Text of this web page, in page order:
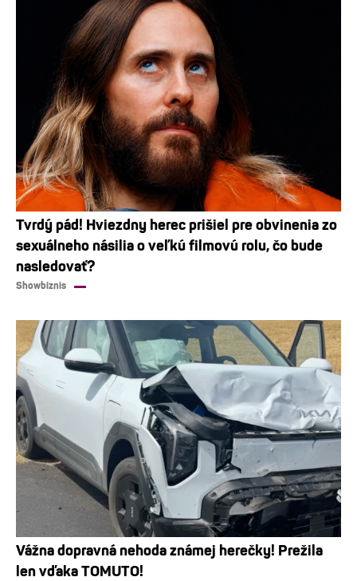
Tvrdý pád! Hviezdny herec prišiel pre obvinenia zo
sexuálneho násilia o veľkú filmovú rolu, čo bude
nasledovať?
Showbiznis
Vážna dopravná nehoda známej herečky! Prežila
len vďaka TOMUTO!